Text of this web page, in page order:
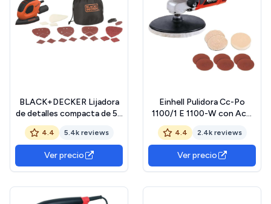
BLACK+DECKER Lijadora
de detalles compacta de 55
W con 10 accesorios y
bolsa de transporte,
BEW230BCA-QS
4.4 5.4k reviews
Ver precio
Einhell Pulidora Cc-Po
1100/1 E 1100-W con Acc.
Con Mal, Multicolor, 449 x
128 x 336 mm
4.4 2.4k reviews
Ver precio